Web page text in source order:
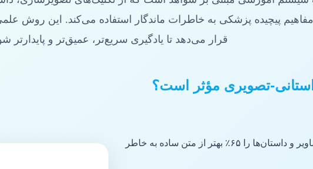
مفاهیم پیچیده پزشکی به خاطرات ماندگار استفاده می‌کند. این روش
قرار می‌دهد تا یادگیری سریع‌تر، عمیق‌تر و پایدارتر
تصویری مؤثر است؟
مغز انسان تصاویر و داستان‌ها را ۶۵٪ بهتر از متن ساده به خاطر